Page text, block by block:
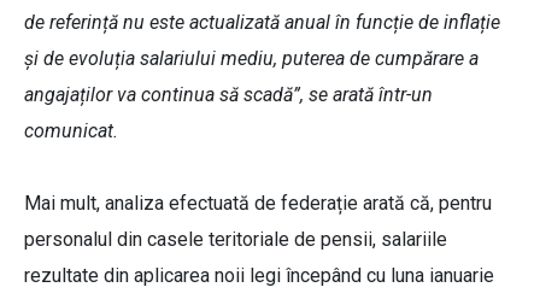
de referință nu este actualizată anual în funcție de inflație
și de evoluția salariului mediu, puterea de cumpărare a
angajaților va continua să scadă”, se arată într-un
comunicat.
Mai mult, analiza efectuată de federație arată că, pentru
personalul din casele teritoriale de pensii, salariile
rezultate din aplicarea noii legi începând cu luna ianuarie